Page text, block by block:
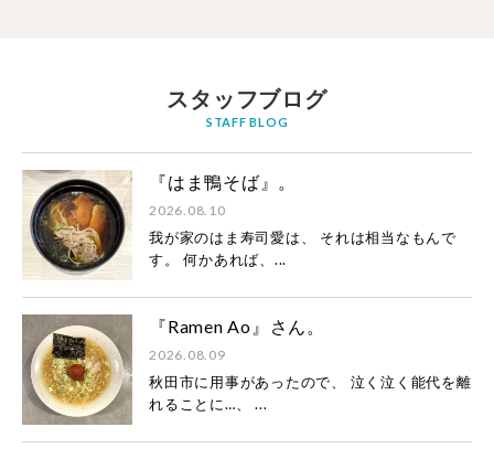
スタッフブログ
STAFF BLOG
『はま鴨そば』。
2026.08.10
我が家のはま寿司愛は、 それは相当なもんで
す。 何かあれば、...
『Ramen Ao』さん。
2026.08.09
秋田市に用事があったので、 泣く泣く能代を離
れることに…、 ...